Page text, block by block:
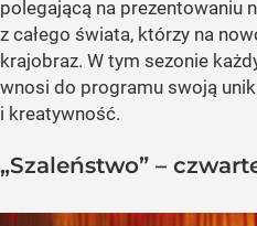
polegającą na prezentowaniu
z całego świata, którzy na
krajobraz. W tym sezonie
wnosi do programu swoją
i kreatywność.
„Szaleństwo” –